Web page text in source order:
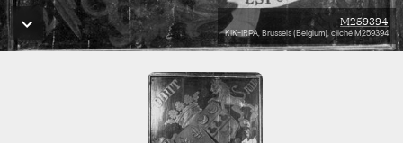
M259394
KIK-IRPA, Brussels (Belgium), cliché M259394